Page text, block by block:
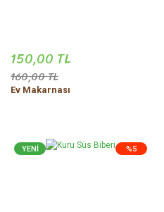
150,00 TL
160,00 TL
Ev Makarnası
%5
YENİ